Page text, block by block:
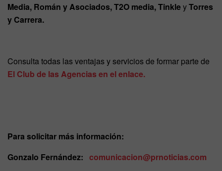
Media, Román y Asociados, T2O media, TinkleyTorres
y Carrera.
Consulta todas las ventajas y servicios de formar parte de
El Club de las Agencias en el enlace.
Para solicitar más información:
Gonzalo Fernández: comunicacion@prnoticias.com